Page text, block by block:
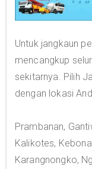
Untuk jangkaun
mencangkup
sekitarnya. Pilih
dengan lokasi
Prambanan,
Kalikotes,
Karangnongko,